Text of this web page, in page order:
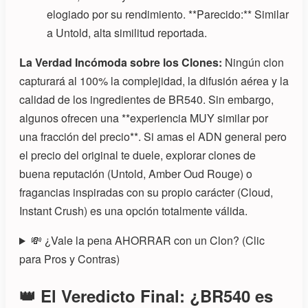
elogiado por su rendimiento. **Parecido:** Similar
a Untold, alta similitud reportada.
La Verdad Incómoda sobre los Clones: Ningún clon
capturará al 100% la complejidad, la difusión aérea y la
calidad de los ingredientes de BR540. Sin embargo,
algunos ofrecen una **experiencia MUY similar por
una fracción del precio**. Si amas el ADN general pero
el precio del original te duele, explorar clones de
buena reputación (Untold, Amber Oud Rouge) o
fragancias inspiradas con su propio carácter (Cloud,
Instant Crush) es una opción totalmente válida.
💸 ¿Vale la pena AHORRAR con un Clon? (Clic
para Pros y Contras)
👑 El Veredicto Final: ¿BR540 es